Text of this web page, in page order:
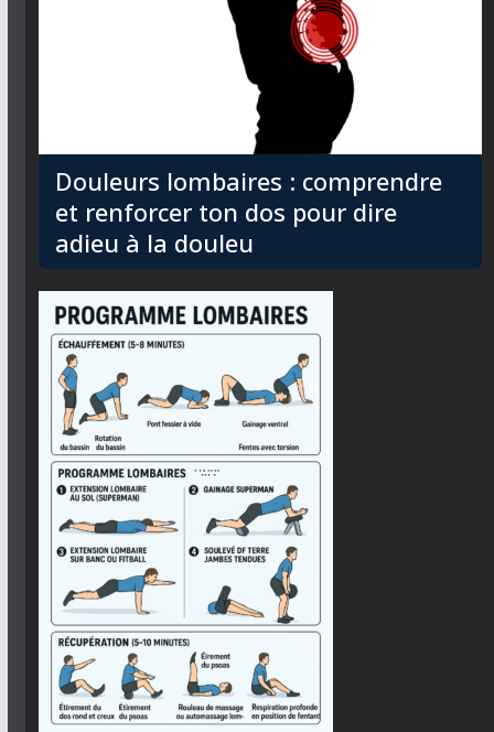
Douleurs lombaires : comprendre
et renforcer ton dos pour dire
adieu à la douleu